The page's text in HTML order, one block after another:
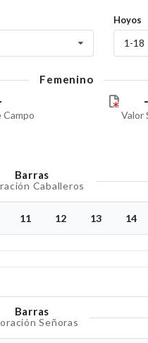
Hoyos
1-18
Femenino
Campo
-
Valor
Barras
Caballeros
11 12 13 14
Barras
Señoras